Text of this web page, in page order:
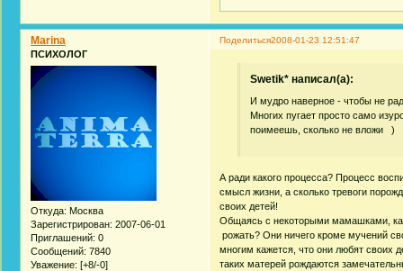
Поделиться2008-01-23 12:51:47
Marina
ПСИХОЛОГ
Откуда: Москва
Зарегистрирован: 2007-06-01
Приглашений: 0
Сообщений: 7840
Уважение: [+8/-0]
Swetik* написал(а):
И мудро наверное - чтобы не
Многих пугает просто само
поимеешь, сколько не вложи )
А ради какого процесса? Процесс
смысл жизни, а сколько тревоги
своих детей!
Общаясь с некоторыми мамашками,
рожать? Они ничего кроме мучений
многим кажется, что они любят своих
таких матерей рождаются